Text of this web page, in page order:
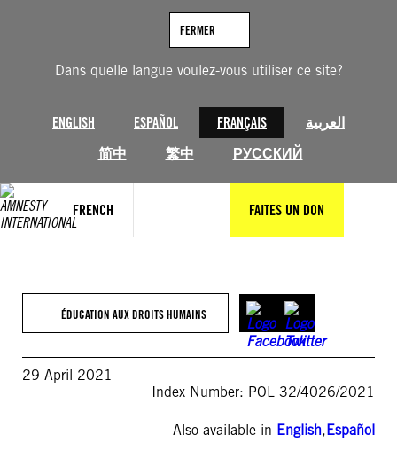
Dans quelle langue voulez-vous utiliser ce site?
ENGLISH ESPAÑOL FRANÇAIS
العربية
简中
繁中 РУССКИЙ
FERMER
FRENCH FAITES UN DON
ÉDUCATION AUX DROITS HUMAINS
29 April 2021
Index Number: POL 32/4026/2021
Also available in English,Español